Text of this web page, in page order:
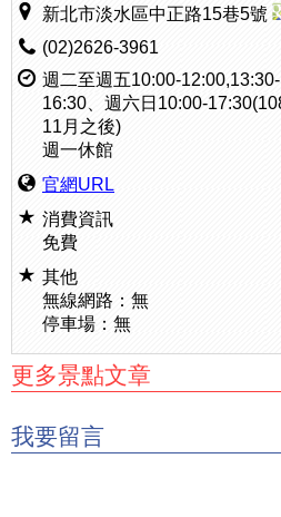
新北市淡水區中正路15巷5號
(02)2626-3961
週二至週五10:00-12:00,13:30-
16:30、週六日10:00-
11月之後)
週一休館
官網URL
消費資訊
免費
其他
無線網路：無
停車場：無
更多景點文章
我要留言